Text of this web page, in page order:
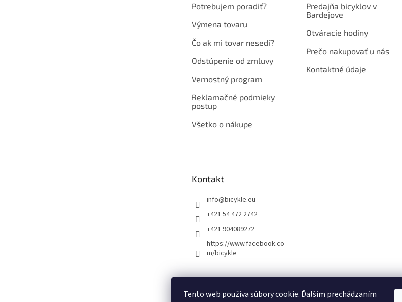
Tento web používa súbory cookie. Ďalším prechádzaním
Potrebujem poradiť?
Výmena tovaru
Čo ak mi tovar nesedí?
Odstúpenie od zmluvy
Vernostný program
Reklamačné podmieky
postup
Všetko o nákupe
Predajňa bicyklov v
Bardejove
Otváracie hodiny
Prečo nakupovať u nás
Kontaktné údaje
Kontakt
info@bicykle.eu
+421 54 472 2742
+421 904089272
https://www.facebook.co
m/bicykle